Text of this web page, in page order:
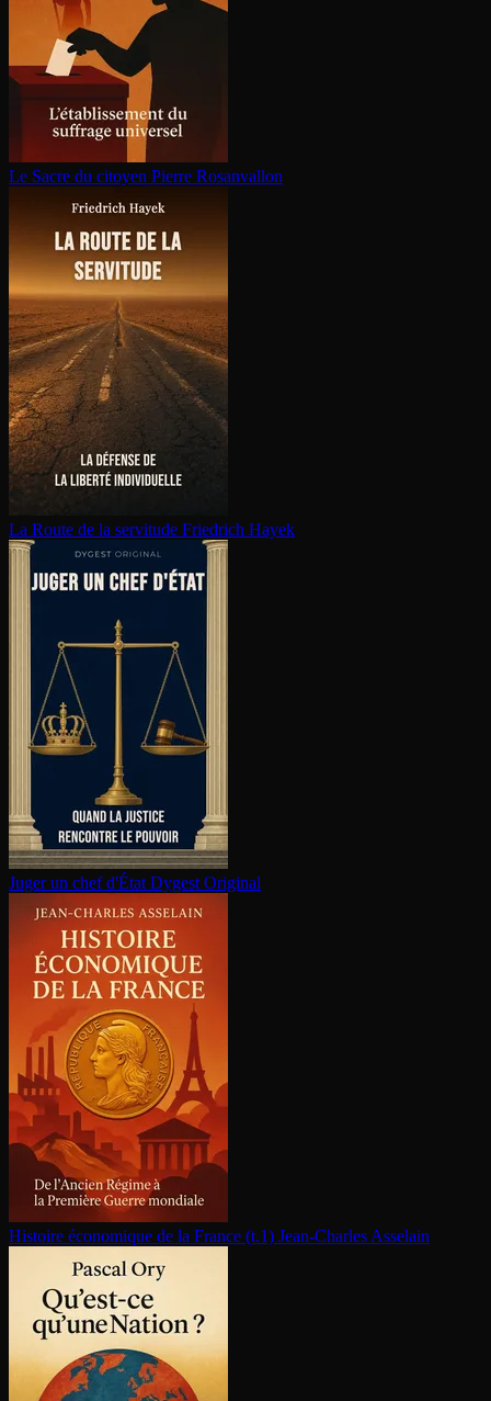
Le Sacre du citoyen Pierre Rosanvallon
La Route de la servitude Friedrich Hayek
Juger un chef d'État Dygest Original
Histoire économique de la France (t.1) Jean-Charles Asselain